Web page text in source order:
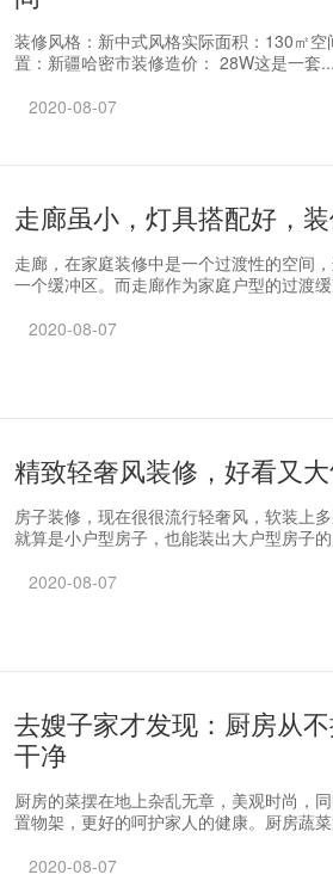
装修风格：新中式风格实际面积：130㎡
置：新疆哈密市装修造价： 28W这是一套...
2020-08-07
走廊虽小，灯具搭配好，
走廊，在家庭装修中是一个过渡性的空间
一个缓冲区。而走廊作为家庭户型的过渡
2020-08-07
精致轻奢风装修，好看又
房子装修，现在很很流行轻奢风，软装上
就算是小户型房子，也能装出大户型房子
2020-08-07
去嫂子家才发现：厨房从
干净
厨房的菜摆在地上杂乱无章，美观时尚，
置物架，更好的呵护家人的健康。厨房蔬
2020-08-07